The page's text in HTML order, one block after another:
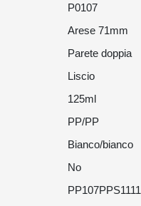
P0107
Arese 71mm
Parete doppia
Liscio
125ml
PP/PP
Bianco/bianco
No
PP107PPS1111